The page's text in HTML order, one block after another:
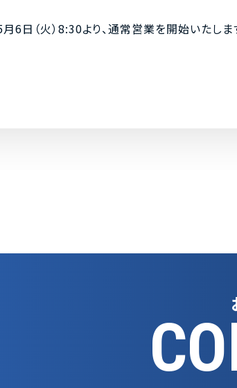
6日（火）8:30より、通常営業を開始いたしま